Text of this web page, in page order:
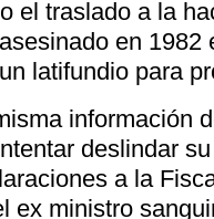
el traslado a la
en 1982
latifundio para
información
deslindar
a la
ex ministro